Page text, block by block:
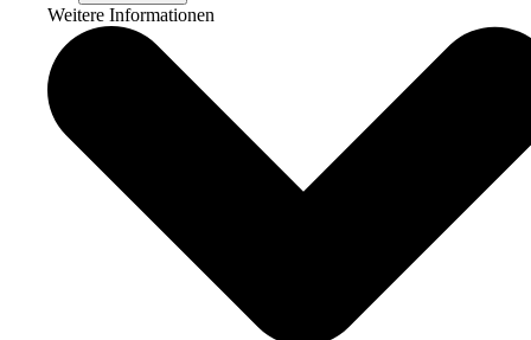
Weitere Informationen